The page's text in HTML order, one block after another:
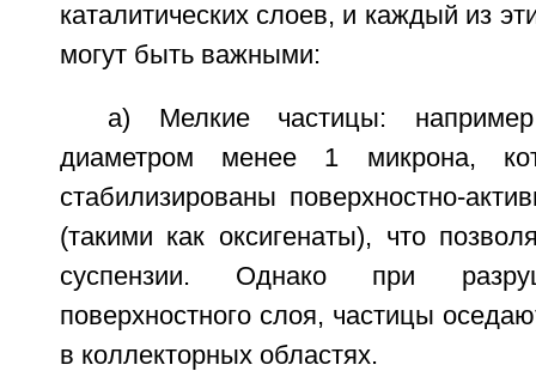
каталитических слоев, и каждый из
могут быть важными:
а) Мелкие частицы:
диаметром менее 1 микрона,
стабилизированы поверхностно-
(такими как оксигенаты), что
суспензии. Однако при
поверхностного слоя, частицы
в коллекторных областях.